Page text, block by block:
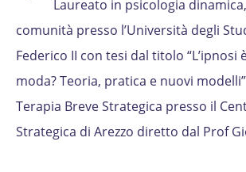
Laureato in psicologia
comunità presso l’Università degli
Federico II con tesi dal titolo “L’ipnosi
moda? Teoria, pratica e nuovi
Terapia Breve Strategica presso il
Strategica di Arezzo diretto dal Prof